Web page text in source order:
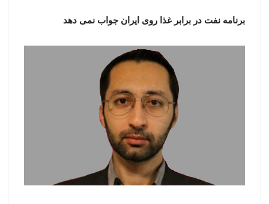
برنامه نفت در برابر غذا روی ایران جواب نمی دهد